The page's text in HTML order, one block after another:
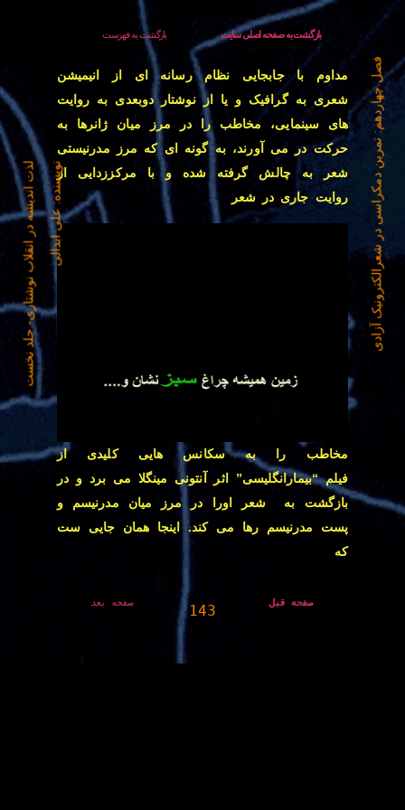
فصل چهاردهم:
تمرین دمکراسی در شعرالکترونیک آزادی
بازگشت به صفحه اصلی سایت بازگشت به فهرست
مداوم با جابجایی نظام رسانه ای از انیمیشن
شعری به گرافیک و یا از نوشتار دوبعدی به روایت
های سینمایی، مخاطب را در مرز میان ژانرها به
حرکت در می آورند، به گونه ای که مرز مدرنیستی
شعر به چالش گرفته شده و با مرکززدایی از
روایت جاری در شعر
مخاطب را به سکانس هایی کلیدی از
فیلم “بیمارانگلیسی” اثر آنتونی مینگلا می برد و در
بازگشت به شعر اورا در مرز میان مدرنیسم و
پست مدرنیسم رها می کند. اینجا همان جایی ست
که
صفحه قبل 143 صفحه بعد
لذت اندیشه در انقلاب نوشتاری- جلد نخستنویسنده: علی ابدالی